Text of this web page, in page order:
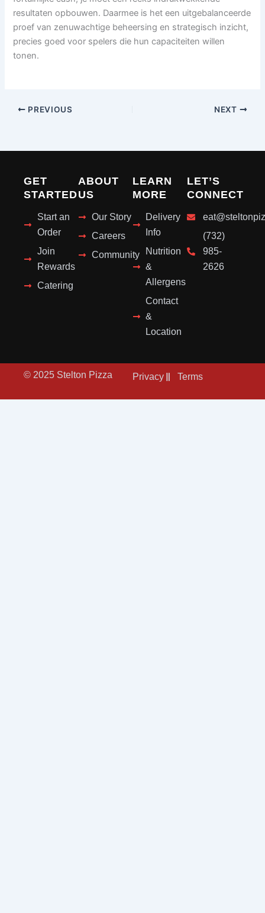
resultaten opbouwen. Daarmee is het een uitgebalanceerde
proef van zenuwachtige beheersing en strategisch inzicht,
precies goed voor spelers die hun capaciteiten willen
tonen.
PREVIOUS NEXT
GET
STARTED
Start an
Order
Join
Rewards
Catering
ABOUT
US
Our Story
Careers
Community
LEARN
MORE
Delivery
Info
Nutrition
&
Allergens
Contact
&
Location
LET’S
CONNECT
(732)
985-
2626
© 2025 Stelton Pizza Privacy Terms